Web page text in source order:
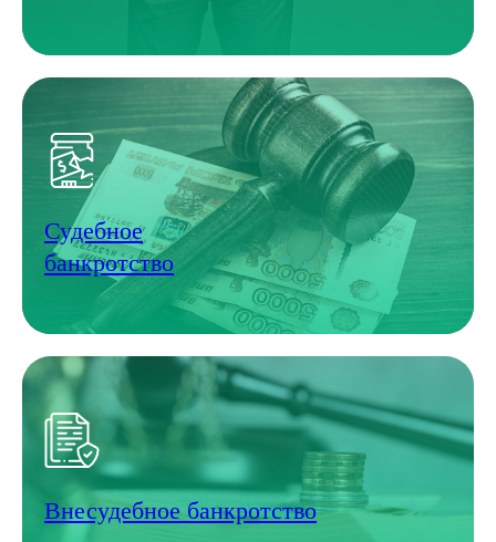
Судебное
банкротство
Внесудебное банкротство